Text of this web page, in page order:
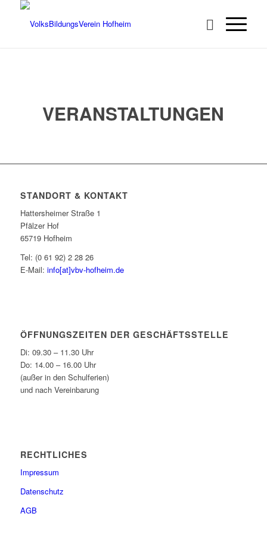
VERANSTALTUNGEN
STANDORT & KONTAKT
Hattersheimer Straße 1
Pfälzer Hof
65719 Hofheim
Tel: (0 61 92) 2 28 26
E-Mail: info[at]vbv-hofheim.de
ÖFFNUNGSZEITEN DER GESCHÄFTSSTELLE
Di: 09.30 – 11.30 Uhr
Do: 14.00 – 16.00 Uhr
(außer in den Schulferien)
und nach Vereinbarung
RECHTLICHES
Impressum
Datenschutz
AGB